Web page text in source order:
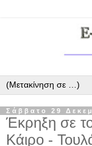
Σάββατο 29
Έκρηξη σε
Κάιρο -